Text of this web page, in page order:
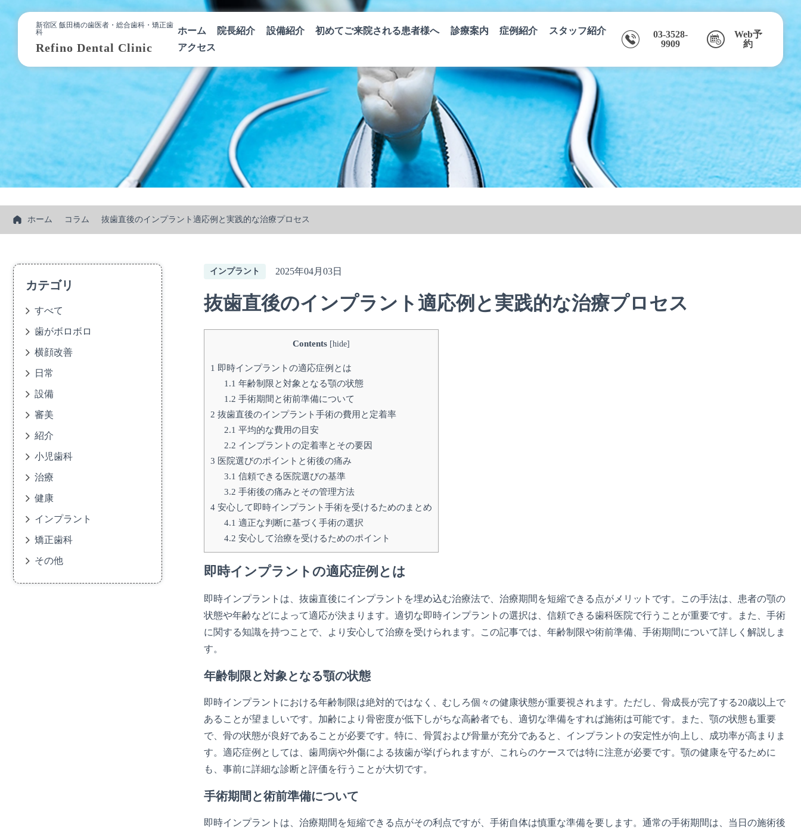
新宿区 飯田橋の歯医者・総合歯科・矯正歯
科
Refino Dental Clinic
ホーム 院長紹介 設備紹介 初めてご来院される患者様へ 診療案内 症例紹介
スタッフ紹介
アクセス
03-3528-
9909
Web予
約
ホーム コラム 抜歯直後のインプラント適応例と実践的な治療プロセス
インプラント 2025年04月03日
抜歯直後のインプラント適応例と実践的な治療プロセス
Contents [hide]
1 即時インプラントの適応症例とは
1.1 年齢制限と対象となる顎の状態
1.2 手術期間と術前準備について
2 抜歯直後のインプラント手術の費用と定着率
2.1 平均的な費用の目安
2.2 インプラントの定着率とその要因
3 医院選びのポイントと術後の痛み
3.1 信頼できる医院選びの基準
3.2 手術後の痛みとその管理方法
4 安心して即時インプラント手術を受けるためのまとめ
4.1 適正な判断に基づく手術の選択
4.2 安心して治療を受けるためのポイント
即時インプラントの適応症例とは
即時インプラントは、抜歯直後にインプラントを埋め込む治療法で、治療期間を短縮できる点がメリットです。この手法は、患者の顎の
状態や年齢などによって適応が決まります。適切な即時インプラントの選択は、信頼できる歯科医院で行うことが重要です。また、手術
に関する知識を持つことで、より安心して治療を受けられます。この記事では、年齢制限や術前準備、手術期間について詳しく解説しま
す。
年齢制限と対象となる顎の状態
即時インプラントにおける年齢制限は絶対的ではなく、むしろ個々の健康状態が重要視されます。ただし、骨成長が完了する20歳以上で
あることが望ましいです。加齢により骨密度が低下しがちな高齢者でも、適切な準備をすれば施術は可能です。また、顎の状態も重要
で、骨の状態が良好であることが必要です。特に、骨質および骨量が充分であると、インプラントの安定性が向上し、成功率が高まりま
す。適応症例としては、歯周病や外傷による抜歯が挙げられますが、これらのケースでは特に注意が必要です。顎の健康を守るために
も、事前に詳細な診断と評価を行うことが大切です。
手術期間と術前準備について
即時インプラントは、治療期間を短縮できる点がその利点ですが、手術自体は慎重な準備を要します。通常の手術期間は、当日の施術後
カテゴリ
すべて
歯がボロボロ
横顔改善
日常
設備
審美
紹介
小児歯科
治療
健康
インプラント
矯正歯科
その他